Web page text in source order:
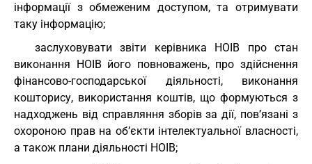
інформації з обмеженим доступом, та отримувати
таку інформацію;
заслуховувати звіти керівника НОІВ про стан
виконання НОІВ його повноважень, про здійснення
фінансово-господарської діяльності, виконання
кошторису, використання коштів, що формуються з
надходжень від справляння зборів за дії, пов’язані з
охороною прав на об’єкти інтелектуальної власності,
а також плани діяльності НОІВ;